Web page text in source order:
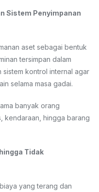
Sistem Penyimpanan
aset sebagai bentuk
tersimpan dalam
sistem kontrol internal agar
selama masa gadai.
banyak orang
kendaraan, hingga barang
Tidak
yang terang dan